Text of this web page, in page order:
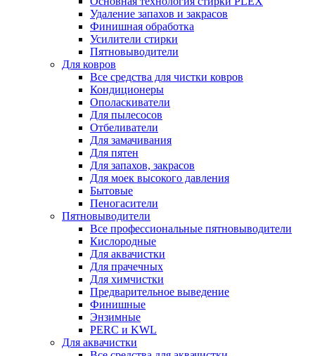
Удаление запахов и закрасов
Финишная обработка
Усилители стирки
Пятновыводители
Для ковров
Все средства для чистки ковров
Кондиционеры
Ополаскиватели
Для пылесосов
Отбеливатели
Для замачивания
Для пятен
Для запахов, закрасов
Для моек высокого давления
Бытовые
Пеногасители
Пятновыводители
Все профессиональные пятновыводители
Кислородные
Для аквачистки
Для прачечных
Для химчистки
Предварительное выведение
Финишные
Энзимные
PERC и KWL
Для аквачистки